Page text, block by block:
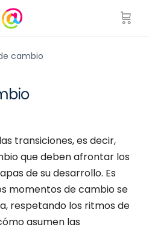
cambio
transiciones, es decir,
que deben afrontar los
de su desarrollo. Es
momentos de cambio se
respetando los ritmos de
asumen las